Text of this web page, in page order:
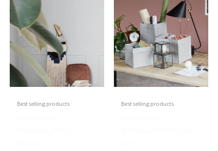
Best selling products Best selling products